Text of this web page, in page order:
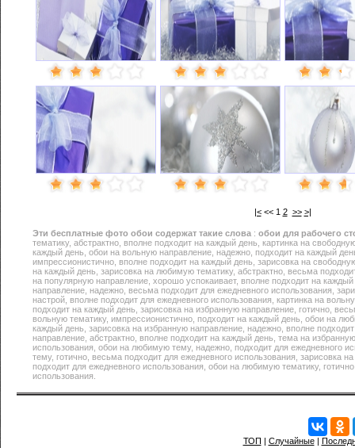
|< << 1 2 >> >|
Эти бесплатные фото обои содержат такие слова : обои для рабочего
тематику, абстрактно, вполне подходит на каждый день, картинка на
каждый день, обои на вольную направление, надежно, подходит на каждый
импрессионистично, вполне подходит на каждый день, зарисовка на
на каждый день, зарисовка на любимую тематику, абстрактно, весьма
на популярную направление, хорошо успокаивает, вполне подходит на
направление, надежно, весьма подходит для ежедневного использования,
настрой, вполне подходит для ежедневного использования, картинка на
подходит на каждый день, зарисовка на избранную направление, готично,
вольную тематику, импрессионистично, подходит на каждый день, обои на
каждый день, зарисовка на избранную направление, надежно, вполне
направление, абстрактно, вполне подходит на каждый день, тема на
использования, обои на любимую тему, надежно, подходит для ежедневного
тему, готично, весьма подходит для ежедневного использования, зарисовка
подходит для ежедневного использования, обои на любимую тематику,
использования.
ТОП | Случайные|